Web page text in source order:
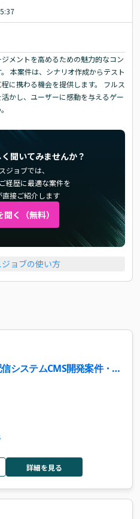
メントを高めるための魅力的なコン
本案件は、シナリオ作成からテスト
に携わる機会を提供します。 フルス
かし、ユーザーに感動を与えるゲー
聞いてみませんか？
ジョブでは、
経歴に最適な案件を
接ご紹介します
く（無料）
ョブの使い方
システムCMS開発案件・
詳細を見る